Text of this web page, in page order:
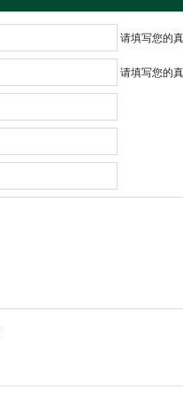
请填写您的
请填写您的